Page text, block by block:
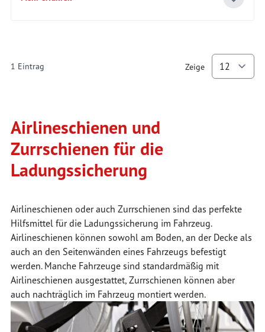
1 Eintrag Zeige
Airlineschienen und
Zurrschienen für die
Ladungssicherung
Airlineschienen oder auch Zurrschienen sind das perfekte
Hilfsmittel für die Ladungssicherung im Fahrzeug.
Airlineschienen können sowohl am Boden, an der Decke als
auch an den Seitenwänden eines Fahrzeugs befestigt
werden. Manche Fahrzeuge sind standardmäßig mit
Airlineschienen ausgestattet, Zurrschienen können aber
auch nachträglich im Fahrzeug montiert werden.